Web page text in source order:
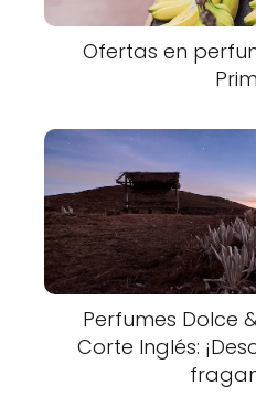
Ofertas en
Perfumes Dolce
Corte Inglés: